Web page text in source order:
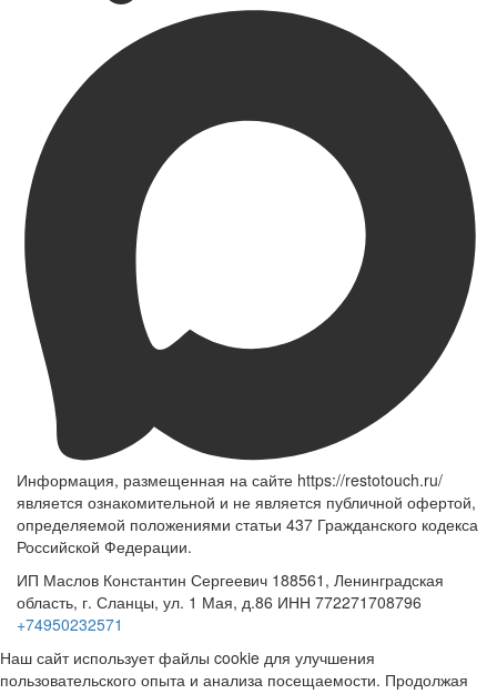
Информация, размещенная на сайте https://restotouch.ru/
является ознакомительной и не является публичной офертой,
определяемой положениями статьи 437 Гражданского кодекса
Российской Федерации.
ИП Маслов Константин Сергеевич 188561, Ленинградская
область, г. Сланцы, ул. 1 Мая, д.86 ИНН 772271708796
+74950232571
Наш сайт использует файлы cookie для улучшения
пользовательского опыта и анализа посещаемости. Продолжая